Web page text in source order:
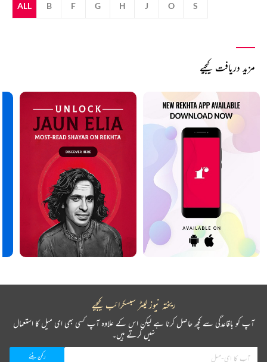
ALL B F G H J O S
مزید دریافت کیجیے
ریختہ نیوز لیٹر سبسکرائب کیجیے
آپ کو باقاعدگی سے کچھ حاصل کرنا ہے لیکن اس کے علاوہ آپ کسی بھی ای میل کا استعمال
نہیں کرتے ہیں۔